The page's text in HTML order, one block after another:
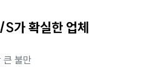
가 확실한 업체
큰 불만